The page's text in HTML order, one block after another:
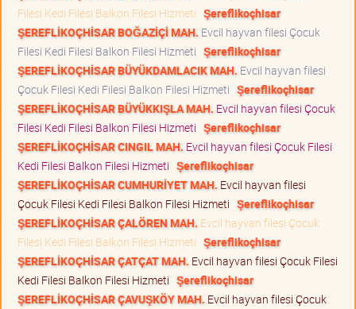
Filesi Kedi Filesi Balkon Filesi Hizmeti Şereflikoçhisar
ŞEREFLİKOÇHİSAR BOĞAZİÇİ MAH. Evcil hayvan filesi Çocuk
Filesi Kedi Filesi Balkon Filesi Hizmeti Şereflikoçhisar
ŞEREFLİKOÇHİSAR BÜYÜKDAMLACIK MAH. Evcil hayvan filesi
Çocuk Filesi Kedi Filesi Balkon Filesi Hizmeti Şereflikoçhisar
ŞEREFLİKOÇHİSAR BÜYÜKKIŞLA MAH. Evcil hayvan filesi Çocuk
Filesi Kedi Filesi Balkon Filesi Hizmeti Şereflikoçhisar
ŞEREFLİKOÇHİSAR CINGIL MAH. Evcil hayvan filesi Çocuk Filesi
Kedi Filesi Balkon Filesi Hizmeti Şereflikoçhisar
ŞEREFLİKOÇHİSAR CUMHURİYET MAH. Evcil hayvan filesi
Çocuk Filesi Kedi Filesi Balkon Filesi Hizmeti Şereflikoçhisar
ŞEREFLİKOÇHİSAR ÇALÖREN MAH. Evcil hayvan filesi Çocuk
Filesi Kedi Filesi Balkon Filesi Hizmeti Şereflikoçhisar
ŞEREFLİKOÇHİSAR ÇATÇAT MAH. Evcil hayvan filesi Çocuk Filesi
Kedi Filesi Balkon Filesi Hizmeti Şereflikoçhisar
ŞEREFLİKOÇHİSAR ÇAVUŞKÖY MAH. Evcil hayvan filesi Çocuk